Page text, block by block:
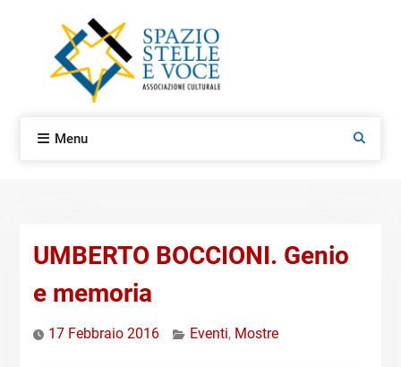
Menu Search
UMBERTO BOCCIONI. Genio
e memoria
17 Febbraio 2016 Eventi, Mostre